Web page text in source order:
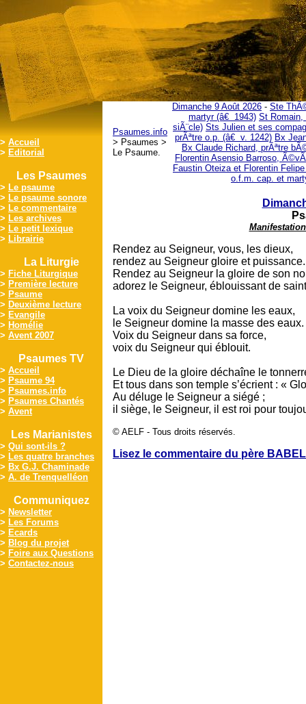
> Accueil
> Editorial
Les Psaumes
> Le psaume
> Le psaume sonore
> Le commentaire
> Les archives
> Le petit lexique
> Librairie
La Liturgie
> Fiche Liturgique
> Première lecture
> Psaume
> Deuxième lecture
> Evangile
> Homélie
> Avent 2007
Psaumes TV
> Accueil
> Psaume 94
> Psaumes.info
> Psaumes Chantés
> Avent
Les Marianistes
> Qui sont-ils ?
> Les quatre branches
> Bx G.J. Chaminade
> A. de Trenquelléon
Communiquez
> Newsletter
> Les Forums
> Ecards
> Blog du projet
> Foire aux Questions
> Contactez-nous
Psaumes.info
> Psaumes >
Le Psaume.
Dimanche 9 Août 2026 - Ste
martyr (â€ 1943) St
siÃ¨cle) Sts Julien et ses
prÃªtre o.p. (â€ v. 1242) Bx
Bx Claude Richard, prÃªtre
Florentin Asensio Barroso,
Faustin Oteiza et Florentin
o.f.m. cap. et
Rendez au Seigneur, vous, les dieux,
rendez au Seigneur gloire et puissance.
Rendez au Seigneur la gloire de son
adorez le Seigneur, éblouissant de
La voix du Seigneur domine les eaux,
le Seigneur domine la masse des eaux.
Voix du Seigneur dans sa force,
voix du Seigneur qui éblouit.
Le Dieu de la gloire déchaîne le
Et tous dans son temple s’écrient : «
Au déluge le Seigneur a siégé ;
il siège, le Seigneur, il est roi pour
© AELF - Tous droits réservés.
Lisez le commentaire du père BABEL